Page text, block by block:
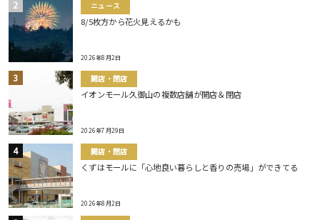
ニュース
8/5枚方から花火見えるかも
2026年8月2日
開店・閉店
イオンモール久御山の複数店舗が開店＆閉店
2026年7月29日
開店・閉店
くずはモールに「心地良い暮らしと香りの売場」ができてる
2026年8月2日